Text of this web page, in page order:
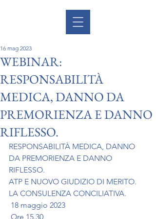
WEBINAR:
RESPONSABILITÀ
MEDICA, DANNO DA
PREMORIENZA E DANNO
RIFLESSO.
16 mag 2023
RESPONSABILITÀ MEDICA, DANNO
DA PREMORIENZA E DANNO
RIFLESSO.
ATP E NUOVO GIUDIZIO DI MERITO.
LA CONSULENZA CONCILIATIVA.
18 maggio 2023
Ore 15.30